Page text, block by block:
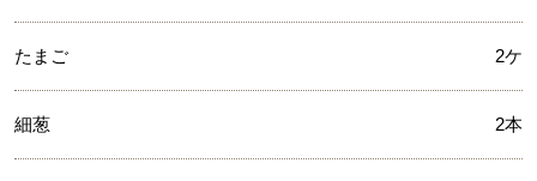
たまご 2ケ
細葱 2本